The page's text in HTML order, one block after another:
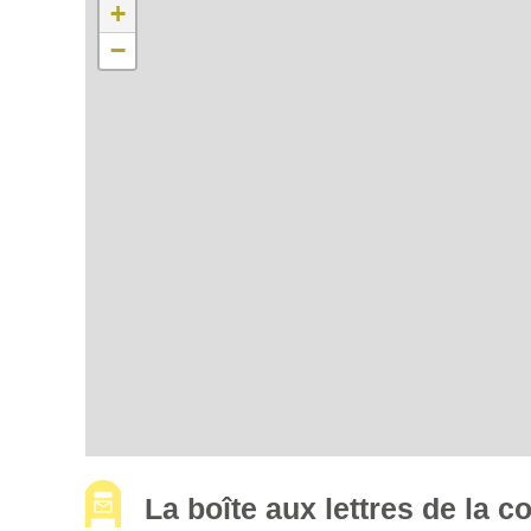
+
−
La boîte aux lettres de la